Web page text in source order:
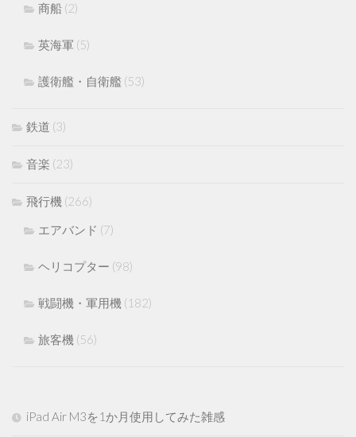
商船 (2)
英海軍 (5)
護衛艦・自衛艦 (53)
鉄道 (3)
音楽 (23)
飛行機 (266)
エアバンド (7)
ヘリコプター (98)
戦闘機・軍用機 (182)
旅客機 (56)
iPad Air M3を1か月使用してみた雑感